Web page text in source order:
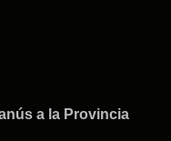
a la Provincia